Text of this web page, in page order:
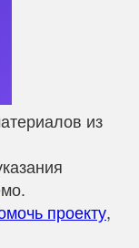
из
проекту,